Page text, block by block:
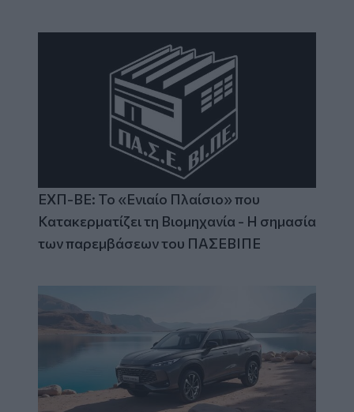
ΕΧΠ-ΒΕ: Το «Ενιαίο Πλαίσιο» που
Κατακερματίζει τη Βιομηχανία - Η σημασία
των παρεμβάσεων του ΠΑΣΕΒΙΠΕ